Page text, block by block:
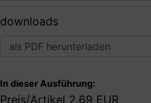
downloads
In dieser Ausführung:
Preis/Artikel 2,69 EUR